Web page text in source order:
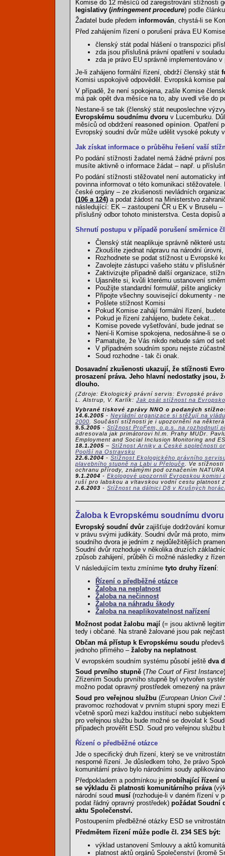
Komise do 12 měsíců od zaregistrování stížnosti
legislativy (infringement procedure) podle
Žadatel bude předem informován, chystá-li se
Před zahájením řízení o porušení práva EU
členský stát podal hlášení o transpozici
zda jsou příslušná právní opatření v
zda je právo EU správně implementováno v
Je-li zahájeno formální řízení, obdrží členský stát
Komisi uspokojivě odpověděl. Evropská komise
V případě, že není spokojena, zašle Komise
má pak opět dva měsíce na to, aby uvedl vše do
Nestane-li se tak (členský stát neuposlechne
Evropskému soudnímu dvoru v Lucemburku.
měsíců od obdržení reasoned opinion . Opatření
Evropský soudní dvůr může udělit vysoké pokuty
Jak získat informace o průběhu řešení vaší
Po podání stížnosti žadatel nemá žádné právní
musíte aktivně o informace žádat – např. u
Po podání stížnosti stěžovatel není automaticky
povinna informovat o této komunikaci
české orgány – ze zkušenosti nevládních
(106 a 124) a podat žádost na Ministerstvo
následující: EK – zastoupení ČR u EK v Bruselu
příslušný odbor tohoto ministerstva. Cesta dopisů
Shrnutí postupu v případě porušení směrnice
Členský stát neaplikuje správně některé
Zkoušíte zjednat nápravu na národní
Rozhodnete se podat stížnost u Evropské
Zavolejte zástupci vašeho státu v
Zaktivizujte případně další organizace,
Ujasněte si, kvůli kterému ustanovení
Použijte standardní formulář, pište anglicky
Připojte všechny související dokumenty -
Pošlete stížnost Komisi
Pokud Komise zahájí formální řízení,
Pokud je řízení zahájeno, budete čekat...
Komise povede vyšetřování, bude jednat
Není-li Komise spokojena, nedosáhne-li se
Pamatujte, že Vás nikdo nebude sám od
V případném soudním sporu nejste
Soud rozhodne - tak či onak.
Dosavadní zkušenosti ukazují, že stížnosti
prosazení práva. Jeho hlavní nedostatky jsou,
dlouho.
(Zdroje: Ekologický právní servis: Evropské
L. Alstrup, V. Karlík: Jak psát stížnost na
Vybrané tiskové zprávy NNO o podaných
14.6.2005 - Nevládní organizace si stěžují na
2000 . Součástí stížnosti je i upozornění na
9.5.2005 - Stížnost ProFem, o.p.s. na rozhodnutí
adresovala jak primátorovi hl.m. Prahy MUDr.
Employment and Social Inclusion Monitoring and
18.1.2005 – Stížnost Arniky a České společnosti
Poolší na Ostravsku
22.6.2004 - Stížnost Ekologického právního
plavebního stupně na Labi u Přelouče . Ve
ochranu přírody, známými pod označením
9.1.2004 - Ekologové upozornili Evropskou
ruší pro labskou a vltavskou vodní cestu platnost
2.6.2003 - Stížnost na dálnici D8 v Krušných
Žaloba k Evropskému soudnímu dvoru
Evropský soudní dvůr zajišťuje dodržování
v právu svými judikáty. Soudní dvůr má proto,
soudního dvora je jedním z nejdůležitějších
Soudní dvůr rozhoduje v několika druzích
způsob zahájení, průběh či možné následky z
V následujícím textu zmíníme tyto druhy řízení:
Řízení o předběžné otázce
Žaloba na neplatnost
Žaloba na nečinnost
Žaloba na náhradu škody
Žaloba na neaplikovatelnost nařízení
Možnost podat žalobu mají (= jsou aktivně
tedy i občané. Na straně žalované jsou pak
Občan má přístup k Evropskému soudu
jednoho přímého – žaloby na neplatnost
V evropském soudním systému působí ještě dva
Soud prvního stupně (The Court of First Instance
Zřízením Soudu prvního stupně byl vytvořen
možno podat opravný prostředek omezený na
Soud pro veřejnou službu (European Union Civil
pravomoc rozhodovat v prvním stupni spory mezi
včetně sporů mezi každou institucí nebo
pro veřejnou službu bude možné se dovolat k
případech prověřit ESD. Soud pro veřejnou
Řízení o předběžné otázce
Jde o specifický druh řízení, který se ve
nesporné řízení. Je důsledkem toho, že právo
komunitární právo bylo národními soudy
Předpokladem a podmínkou je probíhající řízení
se výkladu či platnosti komunitárního práva
národní soud musí (rozhoduje-li v daném řízení v
podat řádný opravný prostředek) požádat Soudní
aktu Společenství.
Postoupením předběžné otázky ESD se
Předmětem řízení může podle čl. 234 SES být:
výklad ustanovení Smlouvy a aktů
platnost aktů orgánů Společenství (kromě